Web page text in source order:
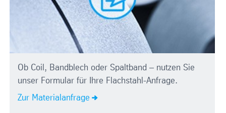
Ob Coil, Bandblech oder Spaltband – nutzen Sie
unser Formular für Ihre Flachstahl-Anfrage.
Zur Materialanfrage